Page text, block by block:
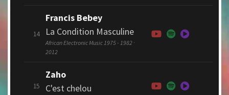
14
Francis Bebey
La Condition Masculine
African Electronic Music 1975 - 1982 ·
2012
15
Zaho
C'est chelou